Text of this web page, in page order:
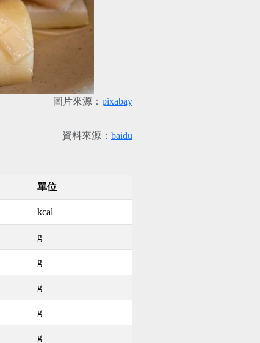
圖片來源： pixabay
資料來源： baidu
單位
kcal
g
g
g
g
g